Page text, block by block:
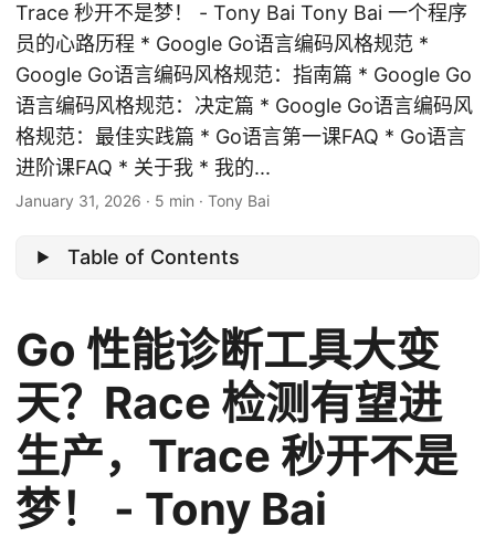
Trace 秒开不是梦！ - Tony Bai Tony Bai 一个程序
员的心路历程 * Google Go语言编码风格规范 *
Google Go语言编码风格规范：指南篇 * Google Go
语言编码风格规范：决定篇 * Google Go语言编码风
格规范：最佳实践篇 * Go语言第一课FAQ * Go语言
进阶课FAQ * 关于我 * 我的...
January 31, 2026 · 5 min · Tony Bai
Table of Contents
Go 性能诊断工具大变
天？Race 检测有望进
生产，Trace 秒开不是
梦！ - Tony Bai